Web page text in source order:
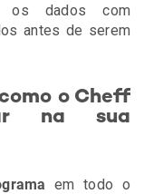
os dados com
antes de serem
o Cheff
na sua
em todo o